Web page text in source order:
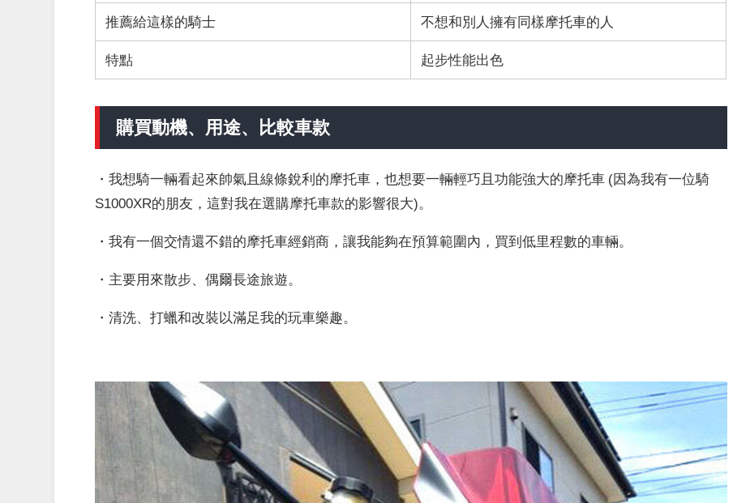
推薦給這樣的騎士 不想和別人擁有同樣摩托車的人
特點 起步性能出色
購買動機、用途、比較車款
・我想騎一輛看起來帥氣且線條銳利的摩托車，也想要一輛輕巧且功能強大的摩托車 (因為我有一位騎
S1000XR的朋友，這對我在選購摩托車款的影響很大)。
・我有一個交情還不錯的摩托車經銷商，讓我能夠在預算範圍內，買到低里程數的車輛。
・主要用來散步、偶爾長途旅遊。
・清洗、打蠟和改裝以滿足我的玩車樂趣。